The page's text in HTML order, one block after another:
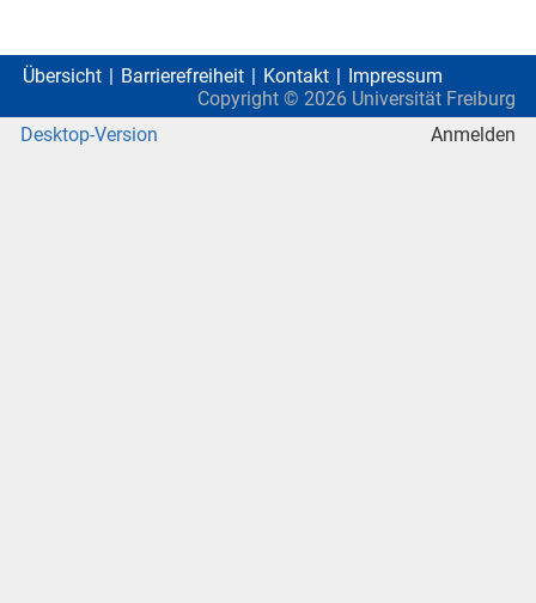
Übersicht Barrierefreiheit Kontakt
Impressum
Copyright © 2026 Universität Freiburg
Desktop-Version
Anmelden